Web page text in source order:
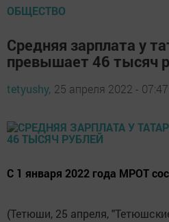
ОБЩЕСТВО
Средняя зарплата у
превышает 46 тысяч
tetyushy, 25 апреля 2022 - 07:47
С 1 января 2022 года МРОТ
(Тетюши, 25 апреля,